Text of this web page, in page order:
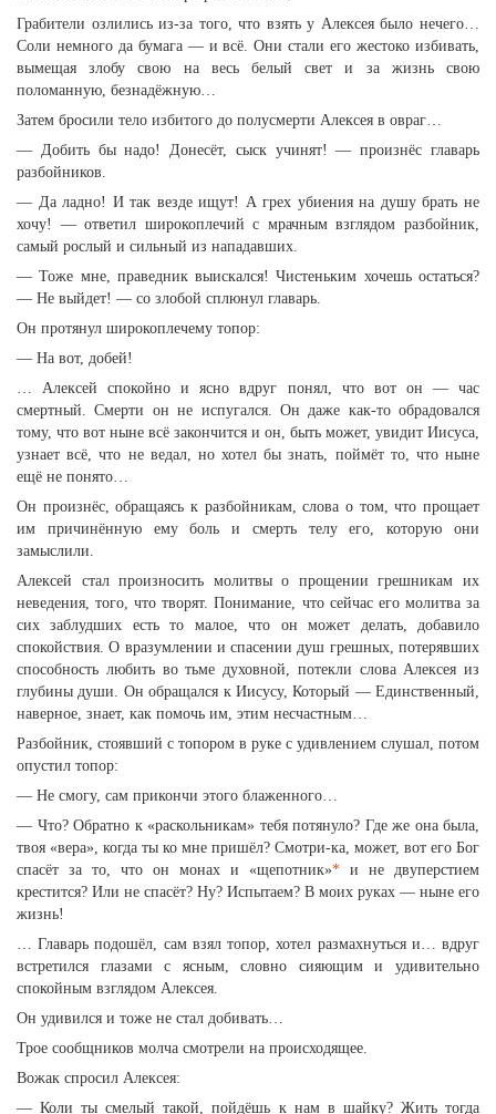
Грабители озлились из-за того, что взять у Алексея было нечего…
Соли немного да бумага — и всё. Они стали его жестоко избивать,
вымещая злобу свою на весь белый свет и за жизнь свою
поломанную, безнадёжную…
Затем бросили тело избитого до полусмерти Алексея в овраг…
— Добить бы надо! Донесёт, сыск учинят! — произнёс главарь
разбойников.
— Да ладно! И так везде ищут! А грех убиения на душу брать не
хочу! — ответил широкоплечий с мрачным взглядом разбойник,
самый рослый и сильный из нападавших.
— Тоже мне, праведник выискался! Чистеньким хочешь остаться?
— Не выйдет! — со злобой сплюнул главарь.
Он протянул широкоплечему топор:
— На вот, добей!
… Алексей спокойно и ясно вдруг понял, что вот он — час
смертный. Смерти он не испугался. Он даже как-то обрадовался
тому, что вот ныне всё закончится и он, быть может, увидит Иисуса,
узнает всё, что не ведал, но хотел бы знать, поймёт то, что ныне
ещё не понято…
Он произнёс, обращаясь к разбойникам, слова о том, что прощает
им причинённую ему боль и смерть телу его, которую они
замыслили.
Алексей стал произносить молитвы о прощении грешникам их
неведения, того, что творят. Понимание, что сейчас его молитва за
сих заблудших есть то малое, что он может делать, добавило
спокойствия. О вразумлении и спасении душ грешных, потерявших
способность любить во тьме духовной, потекли слова Алексея из
глубины души. Он обращался к Иисусу, Который — Единственный,
наверное, знает, как помочь им, этим несчастным…
Разбойник, стоявший с топором в руке с удивлением слушал, потом
опустил топор:
— Не смогу, сам прикончи этого блаженного…
— Что? Обратно к «раскольникам» тебя потянуло? Где же она была,
твоя «вера», когда ты ко мне пришёл? Смотри-ка, может, вот его Бог
спасёт за то, что он монах и «щепотник»* и не двуперстием
крестится? Или не спасёт? Ну? Испытаем? В моих руках — ныне его
жизнь!
… Главарь подошёл, сам взял топор, хотел размахнуться и… вдруг
встретился глазами с ясным, словно сияющим и удивительно
спокойным взглядом Алексея.
Он удивился и тоже не стал добивать…
Трое сообщников молча смотрели на происходящее.
Вожак спросил Алексея:
— Коли ты смелый такой, пойдёшь к нам в шайку? Жить тогда